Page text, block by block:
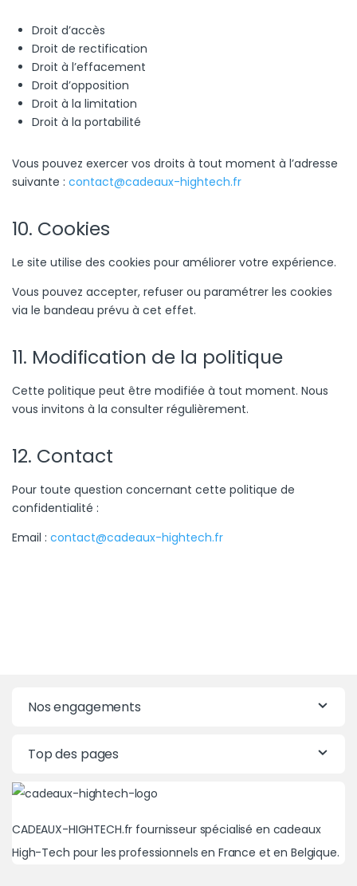
Droit d’accès
Droit de rectification
Droit à l’effacement
Droit d’opposition
Droit à la limitation
Droit à la portabilité
Vous pouvez exercer vos droits à tout moment à l’adresse
suivante : contact@cadeaux-hightech.fr
10. Cookies
Le site utilise des cookies pour améliorer votre expérience.
Vous pouvez accepter, refuser ou paramétrer les cookies
via le bandeau prévu à cet effet.
11. Modification de la politique
Cette politique peut être modifiée à tout moment. Nous
vous invitons à la consulter régulièrement.
12. Contact
Pour toute question concernant cette politique de
confidentialité :
Email : contact@cadeaux-hightech.fr
Nos engagements
Top des pages
CADEAUX-HIGHTECH.fr fournisseur spécialisé en cadeaux
High-Tech pour les professionnels en France et en Belgique.